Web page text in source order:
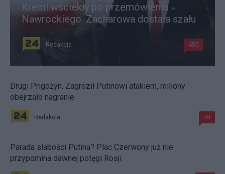
Kreml wściekły po przemówieniu
Nawrockiego. Zacharowa dostała szału
Redakcja 450
Drugi Prigożyn. Zagroził Putinowi atakiem, miliony
obejrzało nagranie
Redakcja 78
Parada słabości Putina? Plac Czerwony już nie
przypomina dawnej potęgi Rosji